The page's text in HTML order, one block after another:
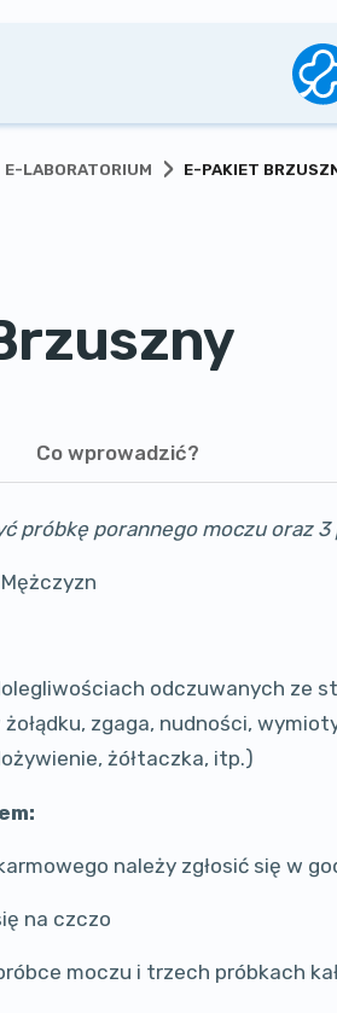
E-LABORATORIUM › E-PAKIET
Co wprowadzić?
próbkę porannego moczu oraz 3
odczuwanych ze
zgaga, nudności,
żółtaczka, itp.)
należy zgłosić się w
na czczo
moczu i trzech próbkach